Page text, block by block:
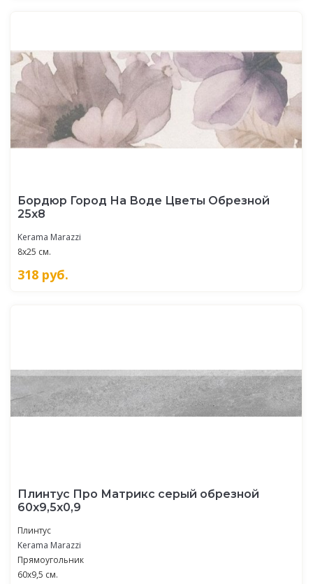
Бордюр Город На Воде Цветы Обрезной
25х8
Kerama Marazzi
8x25 см.
318 руб.
Плинтус Про Матрикс серый обрезной
60x9,5x0,9
Плинтус
Kerama Marazzi
Прямоугольник
60x9,5 см.